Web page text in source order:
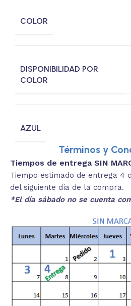
COLOR
DISPONIBILIDAD POR
COLOR
AZUL
Términos y
Tiempos de entrega SIN
Tiempo estimado de entrega 4
del siguiente día de la compra.
*El día sábado no se cuenta